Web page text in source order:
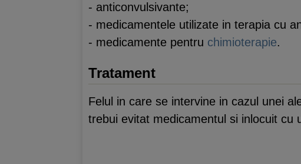
- anticonvulsivante;
- medicamentele utilizate in terapia cu
- medicamente pentru chimioterapie.
Tratament
Felul in care se intervine in cazul unei
trebui evitat medicamentul si inlocuit cu